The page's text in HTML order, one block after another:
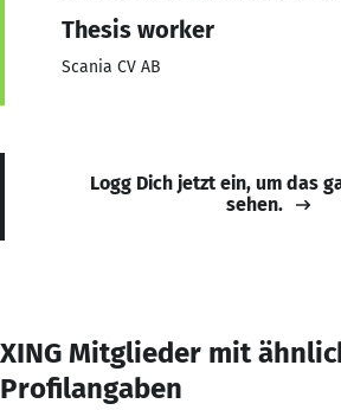
Thesis worker
Scania CV AB
Logg Dich jetzt ein, um das
sehen.
XING Mitglieder mit
Profilangaben